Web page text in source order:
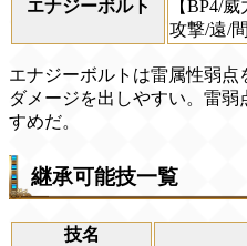
エナジーボルト
【BP4/威
攻撃/遠/
エナジーボルトは雷属性弱
ダメージを出しやすい。雷
すめだ。
継承可能技一覧
技名